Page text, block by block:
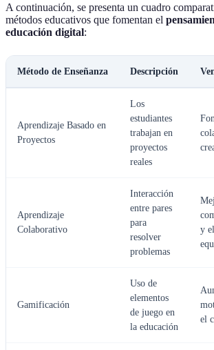
A continuación, se presenta un cuadro
métodos educativos que fomentan el
educación digital:
Método de Enseñanza Descripción
Aprendizaje Basado en
Proyectos
Los
estudiantes
trabajan en
proyectos
reales
Aprendizaje
Colaborativo
Interacción
entre pares
para
resolver
problemas
y
Gamificación
Uso de
elementos
de juego en
la educación
el